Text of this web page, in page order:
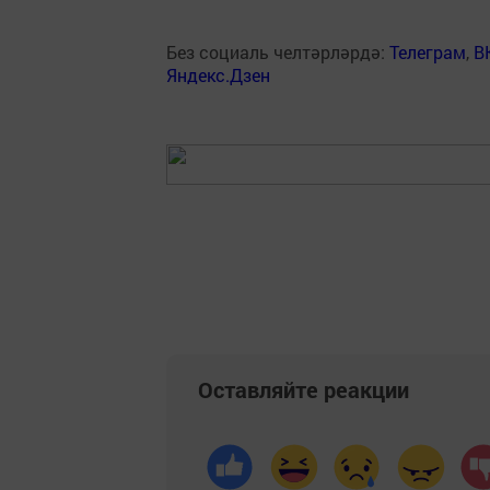
Без социаль челтәрләрдә: Телеграм,
Яндекс.Дзен
Оставляйте реакции